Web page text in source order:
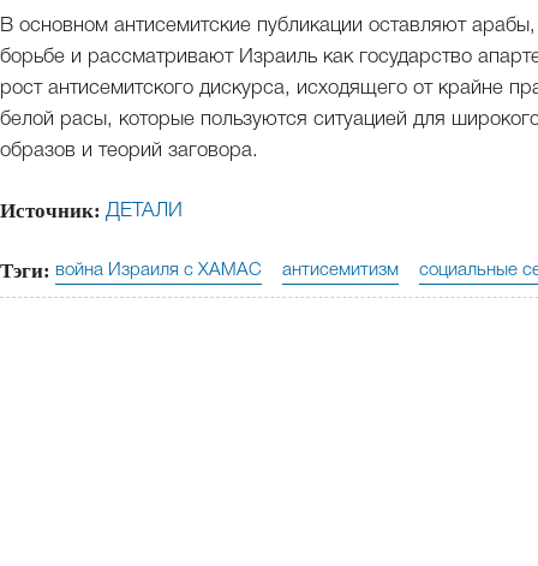
В основном антисемитские публикации оставляют
борьбе и рассматривают Израиль как государство
рост антисемитского дискурса, исходящего от крайне
белой расы, которые пользуются ситуацией для
образов и теорий заговора.
Источник: ДЕТАЛИ
Тэги: война Израиля с ХАМАС антисемитизм социальные